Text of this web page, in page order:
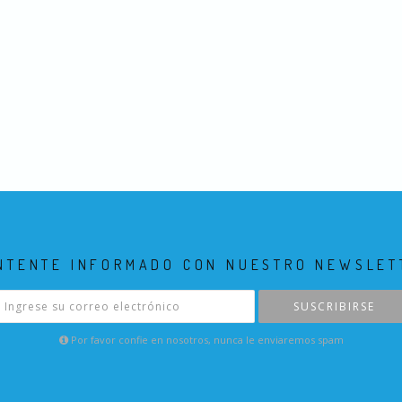
INFORMADO CON NUESTRO
SUSCRIBIRSE
Por favor confie en nosotros, nunca le enviaremos spam